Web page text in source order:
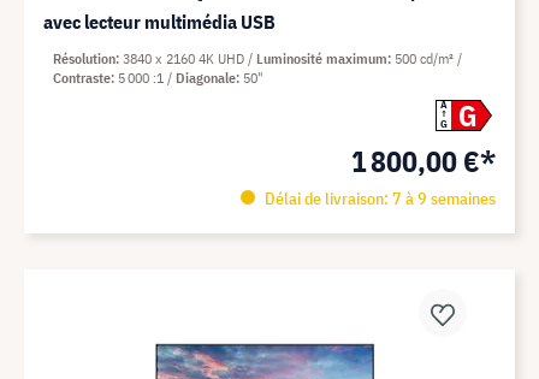
avec lecteur multimédia USB
A
G
G
1 800,00 €*
Délai de livraison: 7 à 9 semaines
Résolution 3840 x 2160 4K UHD Luminosité maximum 500 cd/m²
Contraste 5 000 :1 Diagonale 50"